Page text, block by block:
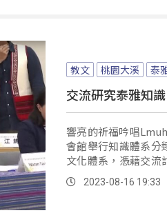
教文 桃園大溪 泰
交流研究泰雅知
響亮的祈福吟唱
會館舉行知識體系分
文化體系，憑藉交流
傳達泰雅族知識的
2023-08-16 19:33